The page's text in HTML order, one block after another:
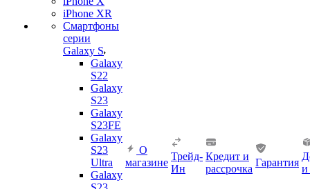
iPhone XR
Смартфоны
серии
Galaxy S
Galaxy
S22
Galaxy
S23
Galaxy
S23FE
Galaxy
S23
Ultra
Galaxy
О
магазине
Трейд-
Ин
Кредит и
рассрочка
Гарантия
и